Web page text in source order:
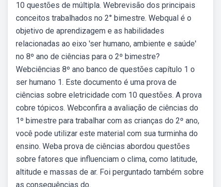
10 questões de múltipla. Webrevisão dos principais
conceitos trabalhados no 2° bimestre. Webqual é o
objetivo de aprendizagem e as habilidades
relacionadas ao eixo 'ser humano, ambiente e saúde'
no 8º ano de ciências para o 2º bimestre?
Webciências 8º ano banco de questões capítulo 1 o
ser humano 1. Este documento é uma prova de
ciências sobre eletricidade com 10 questões. A prova
cobre tópicos. Webconfira a avaliação de ciências do
1º bimestre para trabalhar com as crianças do 2º ano,
você pode utilizar este material com sua turminha do
ensino. Weba prova de ciências abordou questões
sobre fatores que influenciam o clima, como latitude,
altitude e massas de ar. Foi perguntado também sobre
as consequências do.